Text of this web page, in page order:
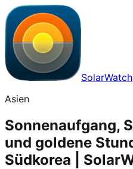
SolarWatch
Asien
Sonnenaufgang,
und goldene
Südkorea |